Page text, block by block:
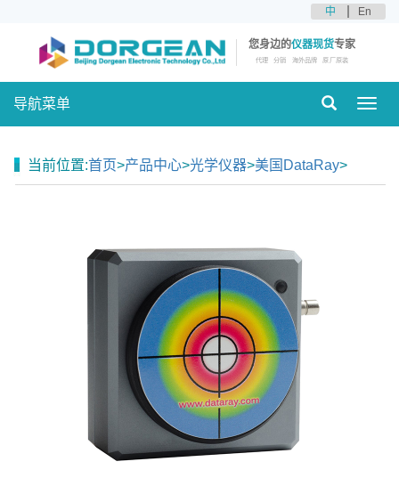
中 En
您身边的仪器现货专家
代理 分销 海外品牌 原厂原装
导航菜单
当前位置:首页>产品中心>光学仪器>美国DataRay>